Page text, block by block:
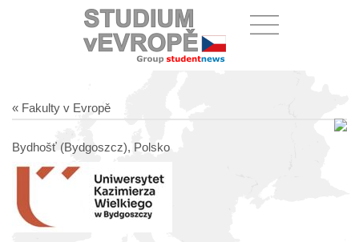
« Fakulty v Evropě
Bydhošť (Bydgoszcz), Polsko